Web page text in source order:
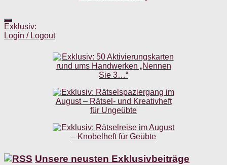
Exklusiv:
Login / Logout
Unsere neusten Exklusivbeiträge